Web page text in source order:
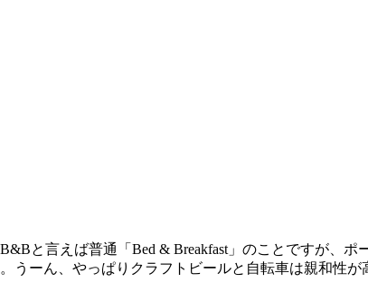
と言えば普通「Bed & Breakfast」のことですが、ポ
ーん、やっぱりクラフトビールと自転車は親和性が